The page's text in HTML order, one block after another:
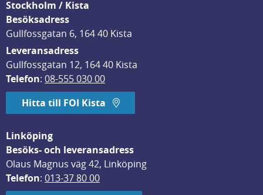
Stockholm / Kista
Besöksadress
Gullfossgatan 6, 164 40 Kista
Leveransadress
Gullfossgatan 12, 164 40 Kista
Telefon: 08-555 030 00
Hitta till FOI Kista
Linköping
Besöks- och leveransadress
Olaus Magnus väg 42, Linköping
Telefon: 013-37 80 00